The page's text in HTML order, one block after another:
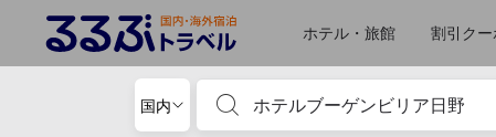
ホテル・旅館 割引ク
国内
宿泊施設名やキーワードを入力し、矢印キ
るるぶトラベルに掲載されているクチコミは実際に予約をし、宿泊を